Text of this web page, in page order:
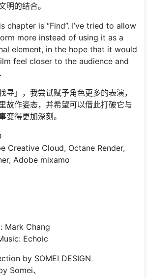
明的结合。
chapter is “Find”. I’ve tried to allow
more instead of using it as a
element, in the hope that it would
feel closer to the audience and
寻」，我尝试赋予角色更多的表演，
故作姿态，并希望可以借此打破它与
变得更加深刻。
Creative Cloud, Octane Render,
Adobe mixamo
Mark Chang
Echoic
by SOMEI DESIGN
Somei、